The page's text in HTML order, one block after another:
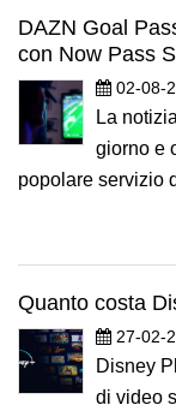
DAZN Goal
con Now Pass
02-08-
La
giorno e
popolare servizio
Quanto costa
27-02-
Disney
di video